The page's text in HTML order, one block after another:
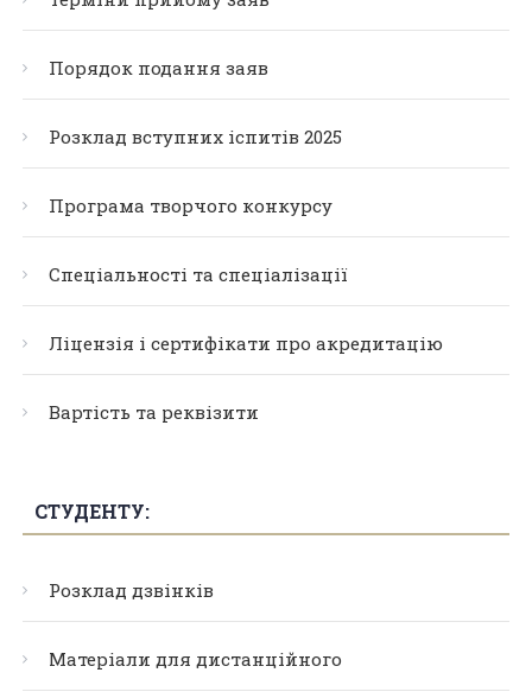
Порядок подання заяв
Розклад вступних іспитів 2025
Програма творчого конкурсу
Спеціальності та спеціалізації
Ліцензія і сертифікати про акредитацію
Вартість та реквізити
СТУДЕНТУ:
Розклад дзвінків
Матеріали для дистанційного